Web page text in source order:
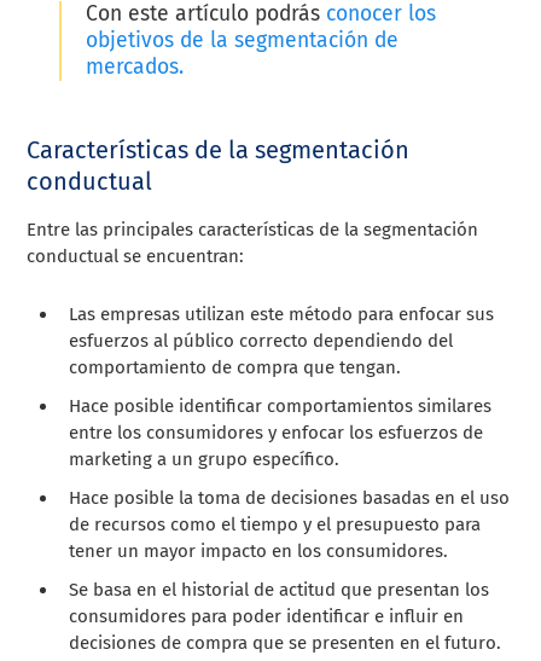
Con este artículo podrásconocer los
objetivos de la segmentación de
mercados.
Características de la segmentación
conductual
Entre las principales características de la segmentación
conductual se encuentran:
Las empresas utilizan este método para enfocar sus
esfuerzos al público correcto dependiendo del
comportamiento de compra que tengan.
Hace posible identificar comportamientos similares
entre los consumidores y enfocar los esfuerzos de
marketing a un grupo específico.
Hace posible la toma de decisiones basadas en el uso
de recursos como el tiempo y el presupuesto para
tener un mayor impacto en los consumidores.
Se basa en el historial de actitud que presentan los
consumidores para poder identificar e influir en
decisiones de compra que se presenten en el futuro.